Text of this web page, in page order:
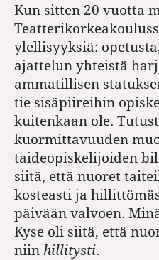
Kun sitten 20 vuotta
ylellisyyksiä:
ajattelun yhteistä
ammatillisen
tie sisäpiireihin
kuitenkaan ole.
kuormittavuuden
taideopiskelijoiden
siitä, että nuoret
kosteasti ja
päivään valvoen.
Kyse oli siitä, että
niin hillitysti.